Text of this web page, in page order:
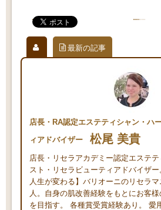
最新の記事
店長・RA認定エステティシャン・ハ
ィアドバイザー
松尾 美貴
店長・リセラアカデミー認定エステ
スト・リセラビューティアドバイザ
人生が変わる】バリオーニのリセラ
人。自身の肌改善経験をもとにお客
を目指す。 各種賞受賞経験あり。 愛